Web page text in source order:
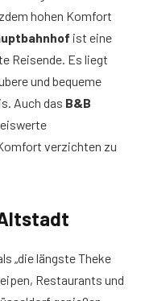
hohen Komfort
ist eine
Reisende. Es liegt
und bequeme
Auch das B&B
verzichten zu
„die längste Theke
Restaurants und